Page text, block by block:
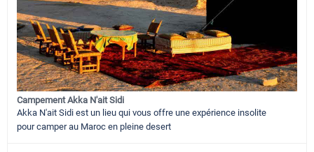
Campement Akka N'ait Sidi
Akka N'ait Sidi est un lieu qui vous offre une expérience insolite
pour camper au Maroc en pleine desert